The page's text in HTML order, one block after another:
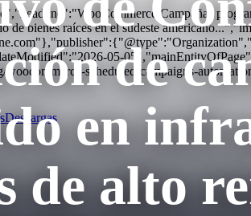
Campañas
de bienes raíces en el sudeste
05-
scheduled-campaigns-
Descargas
de
en
de alto